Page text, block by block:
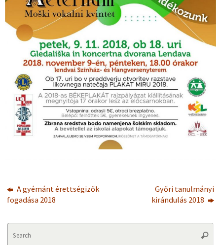
A gyémánt érettségizők
fogadása 2018
Győri tanulmányi
kirándulás 2018